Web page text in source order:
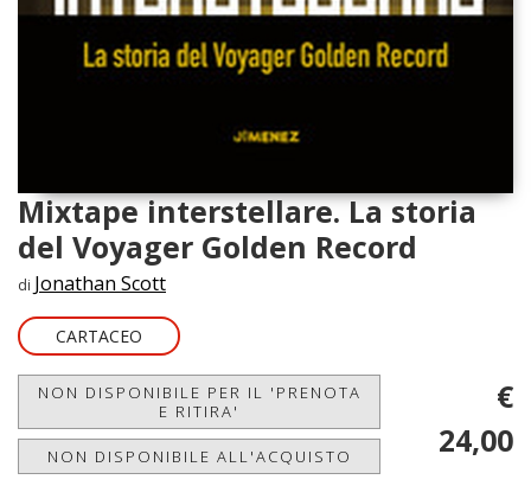
Mixtape interstellare. La storia
del Voyager Golden Record
di Jonathan Scott
CARTACEO
NON DISPONIBILE PER IL 'PRENOTA
E RITIRA'
NON DISPONIBILE ALL'ACQUISTO
€
24,00